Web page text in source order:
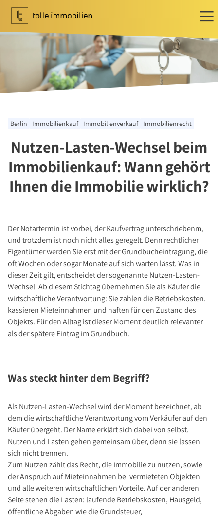
Ihr Makler für Wohnen
Immobilie bewerten
Immobilie verkaufen
Tippgeber
Newsletter Wohnen
Ihr Makler für Investment
Marktbericht 2025/2026
Newsletter Investment
Immobilie kaufen
Immobilienangebote
Immobilienmarkt
Suchauftrag Wohnen
Services
Bauträger / Projektentwickler
Blog
Podcast
Ratgeber
Über Uns
Unternehmen
Team
Kundenbewertungen
Stellenangebote
Berlin Immobilienkauf Immobilienverkauf Immobilienrecht
Nutzen-Lasten-Wechsel beim
Immobilienkauf: Wann gehört
Ihnen die Immobilie wirklich?
Der Notartermin ist vorbei, der Kaufvertrag unterschriebenm,
und trotzdem ist noch nicht alles geregelt. Denn rechtlicher
Eigentümer werden Sie erst mit der Grundbucheintragung, die
oft Wochen oder sogar Monate auf sich warten lässt. Was in
dieser Zeit gilt, entscheidet der sogenannte Nutzen-Lasten-
Wechsel. Ab diesem Stichtag übernehmen Sie als Käufer die
wirtschaftliche Verantwortung: Sie zahlen die Betriebskosten,
kassieren Mieteinnahmen und haften für den Zustand des
Objekts. Für den Alltag ist dieser Moment deutlich relevanter
als der spätere Eintrag im Grundbuch.
Was steckt hinter dem Begriff?
Als Nutzen-Lasten-Wechsel wird der Moment bezeichnet, ab
dem die wirtschaftliche Verantwortung vom Verkäufer auf den
Käufer übergeht. Der Name erklärt sich dabei von selbst.
Nutzen und Lasten gehen gemeinsam über, denn sie lassen
sich nicht trennen.
Zum Nutzen zählt das Recht, die Immobilie zu nutzen, sowie
der Anspruch auf Mieteinnahmen bei vermieteten Objekten
und alle weiteren wirtschaftlichen Vorteile. Auf der anderen
Seite stehen die Lasten: laufende Betriebskosten, Hausgeld,
öffentliche Abgaben wie die Grundsteuer,